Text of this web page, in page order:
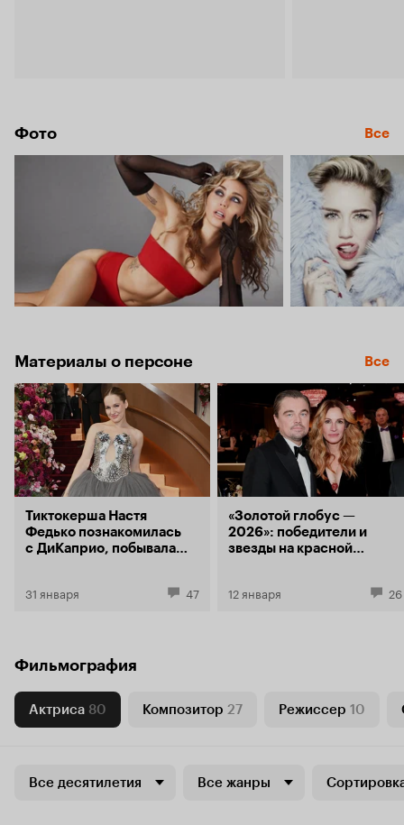
Фото Все
Материалы о персоне Все
Тиктокерша Настя
Федько познакомилась
с ДиКаприо, побывала
Как ей это удалось?
31 января 47
«Золотой глобус —
2026»: победители и
звезды на красной
12 января 26
Фильмография
Актриса 80 Композитор 27 Режиссер 10
Все десятилетия Все жанры